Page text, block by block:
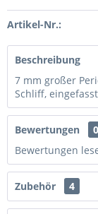
Artikel-Nr.:
Beschreibung
7 mm großer
Schliff,
Bewertungen
0
Bewertungen
Zubehör 4